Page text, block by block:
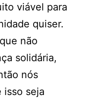
viável para
quiser.
não
solidária,
nós
isso seja